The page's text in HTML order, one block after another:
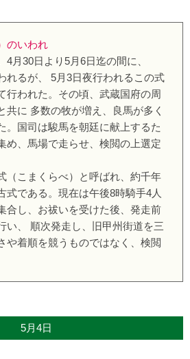
のいわれ
4月30日より5月6日迄の間に、
れるが、 5月3日夜行われるこの式
行われた。その頃、武蔵国府の周
共に 多数の牧が増え、良馬が多く
。国司は駿馬を朝廷に献上するた
め、馬場で走らせ、検閲の上選定
（こまくらべ）と呼ばれ、約千年
式である。現在は午後8時騎手4人
合し、お祓いを受けた後、発走前
い、 順次発走し、旧甲州街道を三
や着順を競うものではなく、検閲
5月4日